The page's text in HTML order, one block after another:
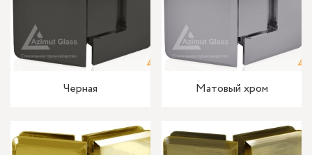
Черная Матовый хром